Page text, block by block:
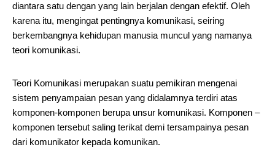
diantara satu dengan yang lain berjalan dengan efektif. Oleh
karena itu, mengingat pentingnya komunikasi, seiring
berkembangnya kehidupan manusia muncul yang namanya
teori komunikasi.
Teori Komunikasi merupakan suatu pemikiran mengenai
sistem penyampaian pesan yang didalamnya terdiri atas
komponen-komponen berupa unsur komunikasi. Komponen –
komponen tersebut saling terikat demi tersampainya pesan
dari komunikator kepada komunikan.